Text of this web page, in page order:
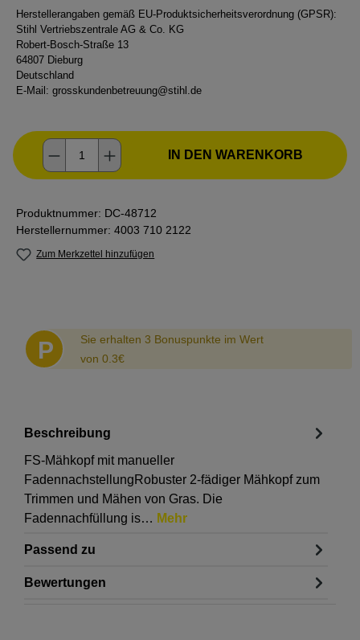
Herstellerangaben gemäß EU-Produktsicherheitsverordnung (GPSR):
Stihl Vertriebszentrale AG & Co. KG
Robert-Bosch-Straße 13
64807 Dieburg
Deutschland
E-Mail: grosskundenbetreuung@stihl.de
Produkt Anzahl: Gib den gewünschten
IN DEN WARENKORB
Produktnummer: DC-48712
Herstellernummer: 4003 710 2122
Zum Merkzettel hinzufügen
P
Sie erhalten 3 Bonuspunkte im Wert
von 0.3€
Beschreibung
FS-Mähkopf mit manueller
FadennachstellungRobuster 2-fädiger Mähkopf zum
Trimmen und Mähen von Gras. Die
Fadennachfüllung is… Mehr
Passend zu
Bewertungen